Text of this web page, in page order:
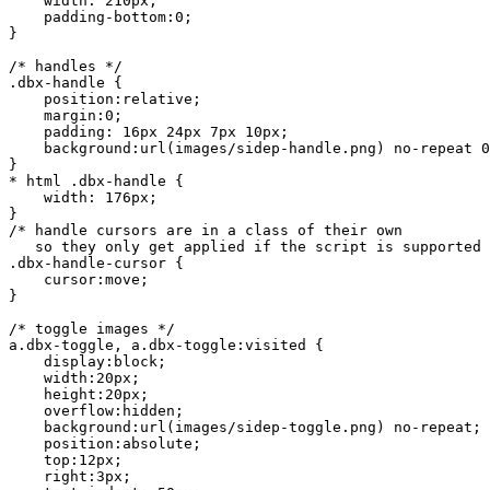
    padding-bottom:0;
}
/* handles */
.dbx-handle {
    position:relative;
    margin:0;
    padding: 16px 24px 7px 10px;
background:url(images/sidep-handle.png) no-repeat 0
}
* html .dbx-handle {
    width: 176px;
}
/* handle cursors are in a class of their own
so they only get applied if the script is supported
.dbx-handle-cursor {
    cursor:move;
}
/* toggle images */
a.dbx-toggle, a.dbx-toggle:visited {
    display:block;
    width:20px;
    height:20px;
    overflow:hidden;
    background:url(images/sidep-toggle.png) no-repeat;
    position:absolute;
    top:12px;
    right:3px;